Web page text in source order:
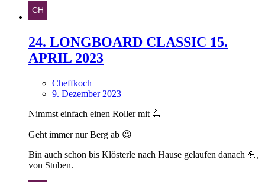
24. LONGBOARD CLASSIC 15.
APRIL 2023
Cheffkoch
9. Dezember 2023
Nimmst einfach einen Roller mit 🛴
Geht immer nur Berg ab 😉
Bin auch schon bis Klösterle nach Hause gelaufen danach 💪,
von Stuben.